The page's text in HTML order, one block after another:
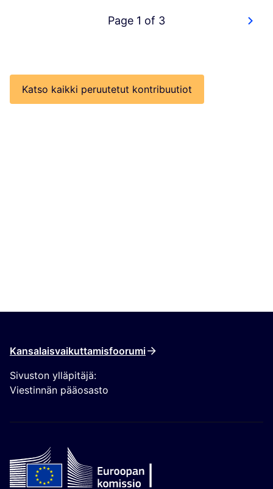
Page 1 of 3
Katso kaikki peruutetut kontribuutiot
Kansalaisvaikuttamisfoorumi
Sivuston ylläpitäjä:
Viestinnän pääosasto